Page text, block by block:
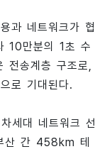
과 네트워크가 협
10만분의 1초 수
전송계층 구조로,
로 기대된다.
세대 네트워크 선
산 간 458km 테